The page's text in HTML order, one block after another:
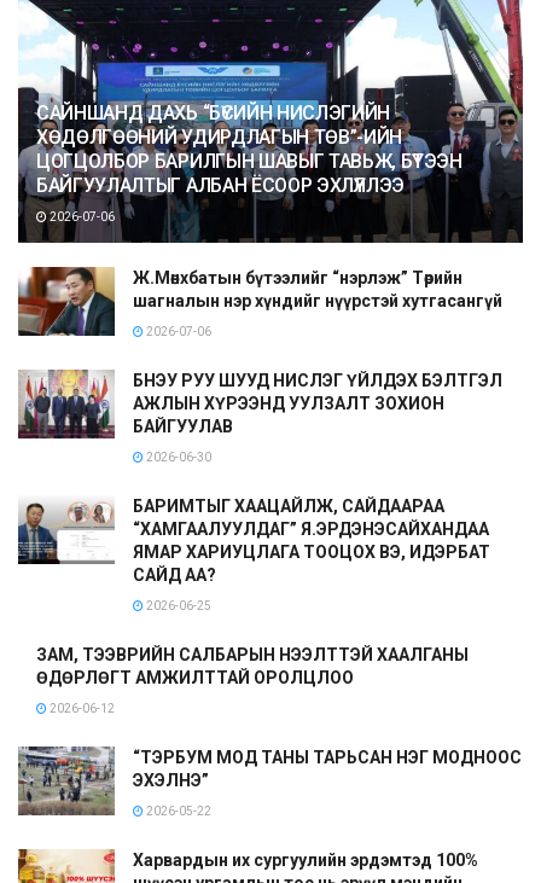
САЙНШАНД ДАХЬ “БҮСИЙН НИСЛЭГИЙН
ХӨДӨЛГӨӨНИЙ УДИРДЛАГЫН ТӨВ”-ИЙН
ЦОГЦОЛБОР БАРИЛГЫН ШАВЫГ ТАВЬЖ, БҮТЭЭН
БАЙГУУЛАЛТЫГ АЛБАН ЁСООР ЭХЛҮҮЛЛЭЭ
2026-07-06
Ж.Мөнхбатын бүтээлийг “нэрлэж” Төрийн
шагналын нэр хүндийг нүүрстэй хутгасангүй
2026-07-06
БНЭУ РУУ ШУУД НИСЛЭГ ҮЙЛДЭХ БЭЛТГЭЛ
АЖЛЫН ХҮРЭЭНД УУЛЗАЛТ ЗОХИОН
БАЙГУУЛАВ
2026-06-30
БАРИМТЫГ ХААЦАЙЛЖ, САЙДААРАА
“ХАМГААЛУУЛДАГ” Я.ЭРДЭНЭСАЙХАНДАА
ЯМАР ХАРИУЦЛАГА ТООЦОХ ВЭ, ИДЭРБАТ
САЙД АА?
2026-06-25
ЗАМ, ТЭЭВРИЙН САЛБАРЫН НЭЭЛТТЭЙ ХААЛГАНЫ
ӨДӨРЛӨГТ АМЖИЛТТАЙ ОРОЛЦЛОО
2026-06-12
“ТЭРБУМ МОД ТАНЫ ТАРЬСАН НЭГ МОДНООС
ЭХЭЛНЭ”
2026-05-22
Харвардын их сургуулийн эрдэмтэд 100%